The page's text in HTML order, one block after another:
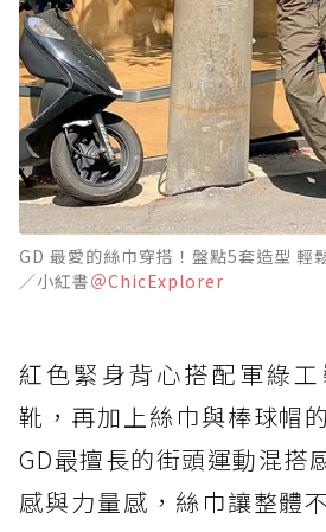
GD 最愛的絲巾穿搭！盤點5套造型 輕
／小紅書＠ChicExplorer
紅色緊身背心搭配軍綠
靴，再加上絲巾與棒球帽
GD最擅長的街頭運動混搭
感與力量感，絲巾讓整體